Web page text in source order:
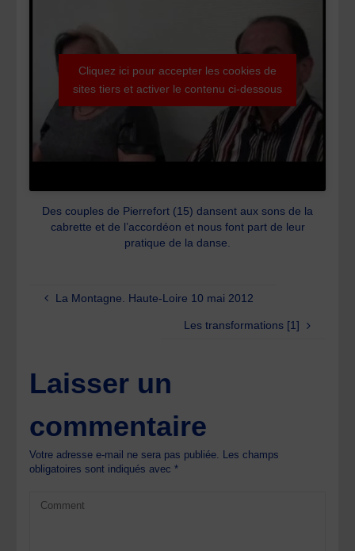
Cliquez ici pour accepter les cookies de
sites tiers et activer le contenu ci-dessous
Des couples de Pierrefort (15) dansent aux sons de la
cabrette et de l’accordéon et nous font part de leur
pratique de la danse.
La Montagne. Haute-Loire 10 mai 2012
Les transformations [1]
Laisser un
commentaire
Votre adresse e-mail ne sera pas publiée. Les champs
obligatoires sont indiqués avec*